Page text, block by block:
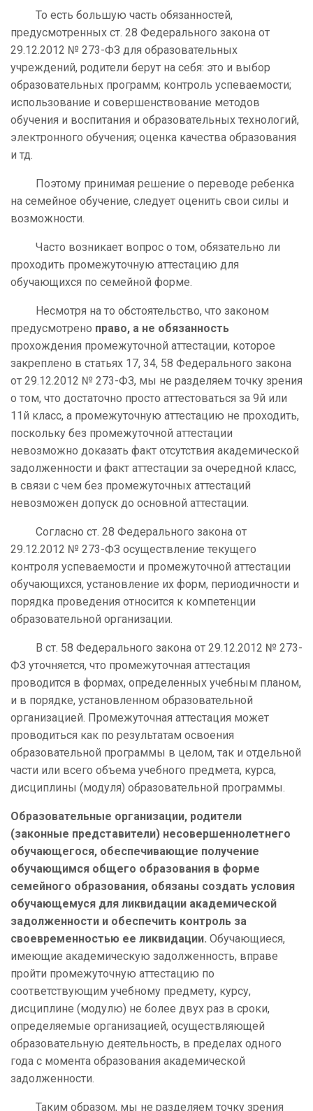
То есть большую часть обязанностей,
предусмотренных ст. 28 Федерального закона от
29.12.2012 № 273-ФЗ для образовательных
учреждений, родители берут на себя: это и выбор
образовательных программ; контроль успеваемости;
использование и совершенствование методов
обучения и воспитания и образовательных технологий,
электронного обучения; оценка качества образования
и тд.
Поэтому принимая решение о переводе ребенка
на семейное обучение, следует оценить свои силы и
возможности.
Часто возникает вопрос о том, обязательно ли
проходить промежуточную аттестацию для
обучающихся по семейной форме.
Несмотря на то обстоятельство, что законом
предусмотрено право, а не обязанность
прохождения промежуточной аттестации, которое
закреплено в статьях 17, 34, 58 Федерального закона
от 29.12.2012 № 273-ФЗ, мы не разделяем точку зрения
о том, что достаточно просто аттестоваться за 9й или
11й класс, а промежуточную аттестацию не проходить,
поскольку без промежуточной аттестации
невозможно доказать факт отсутствия академической
задолженности и факт аттестации за очередной класс,
в связи с чем без промежуточных аттестаций
невозможен допуск до основной аттестации.
Согласно ст. 28 Федерального закона от
29.12.2012 № 273-ФЗ осуществление текущего
контроля успеваемости и промежуточной аттестации
обучающихся, установление их форм, периодичности и
порядка проведения относится к компетенции
образовательной организации.
В ст. 58 Федерального закона от 29.12.2012 № 273-
ФЗ уточняется, что промежуточная аттестация
проводится в формах, определенных учебным планом,
и в порядке, установленном образовательной
организацией. Промежуточная аттестация может
проводиться как по результатам освоения
образовательной программы в целом, так и отдельной
части или всего объема учебного предмета, курса,
дисциплины (модуля) образовательной программы.
Образовательные организации, родители
(законные представители) несовершеннолетнего
обучающегося, обеспечивающие получение
обучающимся общего образования в форме
семейного образования, обязаны создать условия
обучающемуся для ликвидации академической
задолженности и обеспечить контроль за
своевременностью ее ликвидации. Обучающиеся,
имеющие академическую задолженность, вправе
пройти промежуточную аттестацию по
соответствующим учебному предмету, курсу,
дисциплине (модулю) не более двух раз в сроки,
определяемые организацией, осуществляющей
образовательную деятельность, в пределах одного
года с момента образования академической
задолженности.
Таким образом, мы не разделяем точку зрения